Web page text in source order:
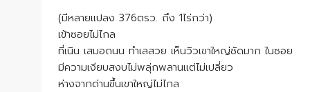
(มีหลายแปลง 376ตรว. ถึง 1ไร่กว่า)
เข้าซอยไม่ไกล
ที่เนิน เสมอถนน ทำเลสวย เห็นวิวเขาใหญ่ชัดมาก ในซอย
มีความเงียบสงบไม่พลุ่กพลานแต่ไม่เปลี่ยว
ห่างจากด่านขึ้นเขาใหญ่ไม่ไกล